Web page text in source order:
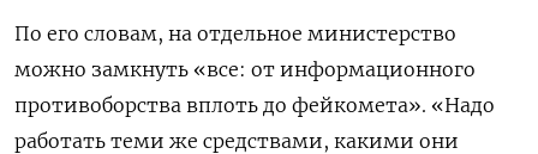
По его словам, на отдельное министерство
можно замкнуть «все: от информационного
противоборства вплоть до фейкомета». «Надо
работать теми же средствами, какими они